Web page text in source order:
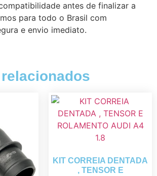
antes de finalizar a
para todo o Brasil com
e envio imediato.
KIT CORREIA DENTADA
, TENSOR E